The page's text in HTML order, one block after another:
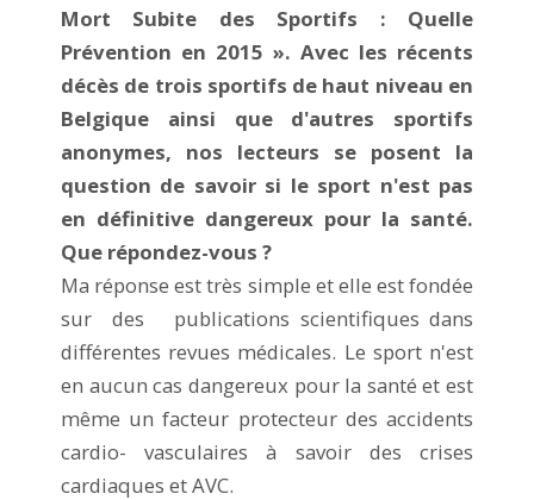
Mort Subite des Sportifs : Quelle
Prévention en 2015 ». Avec les récents
décès de trois sportifs de haut niveau en
Belgique ainsi que d'autres sportifs
anonymes, nos lecteurs se posent la
question de savoir si le sport n'est pas
en définitive dangereux pour la santé.
Que répondez-vous ?
Ma réponse est très simple et elle est fondée
sur des publications scientifiques dans
différentes revues médicales. Le sport n'est
en aucun cas dangereux pour la santé et est
même un facteur protecteur des accidents
cardio- vasculaires à savoir des crises
cardiaques et AVC.